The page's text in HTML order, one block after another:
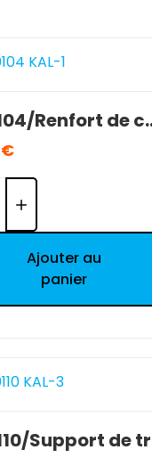
250104/Renfort de
€
Ajouter au
panier